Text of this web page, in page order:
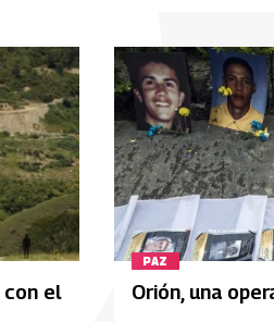
el
PAZ
Orión, una